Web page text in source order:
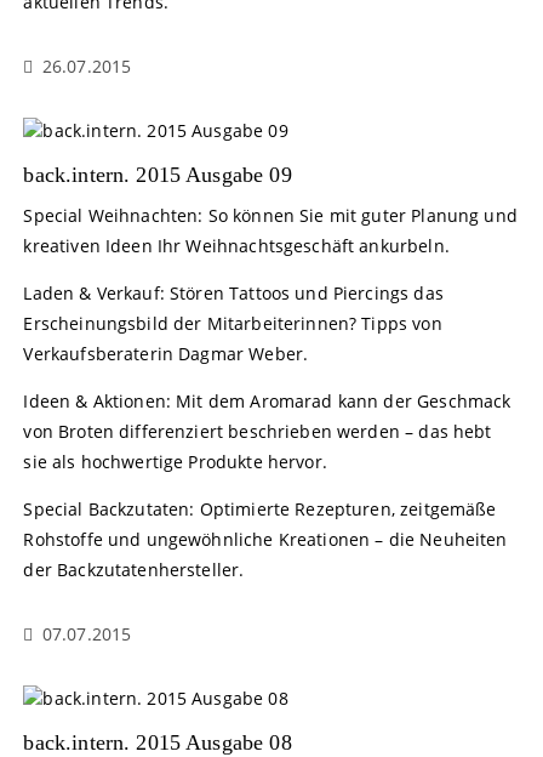
26.07.2015
back.intern. 2015 Ausgabe 09
Special Weihnachten: So können Sie mit guter Planung und
kreativen Ideen Ihr Weihnachtsgeschäft ankurbeln.
Laden & Verkauf: Stören Tattoos und Piercings das
Erscheinungsbild der Mitarbeiterinnen? Tipps von
Verkaufsberaterin Dagmar Weber.
Ideen & Aktionen: Mit dem Aromarad kann der Geschmack
von Broten differenziert beschrieben werden – das hebt
sie als hochwertige Produkte hervor.
Special Backzutaten: Optimierte Rezepturen, zeitgemäße
Rohstoffe und ungewöhnliche Kreationen – die Neuheiten
der Backzutatenhersteller.
07.07.2015
back.intern. 2015 Ausgabe 08